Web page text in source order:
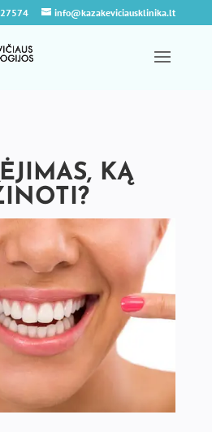
info@kazakeviciausklinika.lt
KĄ